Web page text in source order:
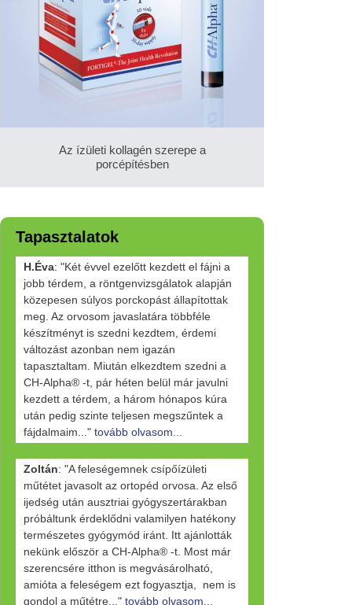
Az ízületi kollagén szerepe a
porcépítésben
Tapasztalatok
H.Éva: "Két évvel ezelőtt kezdett el fájni a
jobb térdem, a röntgenvizsgálatok alapján
közepesen súlyos porckopást állapítottak
meg. Az orvosom javaslatára többféle
készítményt is szedni kezdtem, érdemi
változást azonban nem igazán
tapasztaltam. Miután elkezdtem szedni a
CH-Alpha® -t, pár héten belül már javulni
kezdett a térdem, a három hónapos kúra
után pedig szinte teljesen megszűntek a
fájdalmaim..." tovább olvasom...
Zoltán: "A feleségemnek csípőízületi
műtétet javasolt az ortopéd orvosa. Az első
ijedség után ausztriai gyógyszertárakban
próbáltunk érdeklődni valamilyen hatékony
természetes gyógymód iránt. Itt ajánlották
nekünk először a CH-Alpha® -t. Most már
szerencsére itthon is megvásárolható,
amióta a feleségem ezt fogyasztja, nem is
gondol a műtétre..." tovább olvasom...